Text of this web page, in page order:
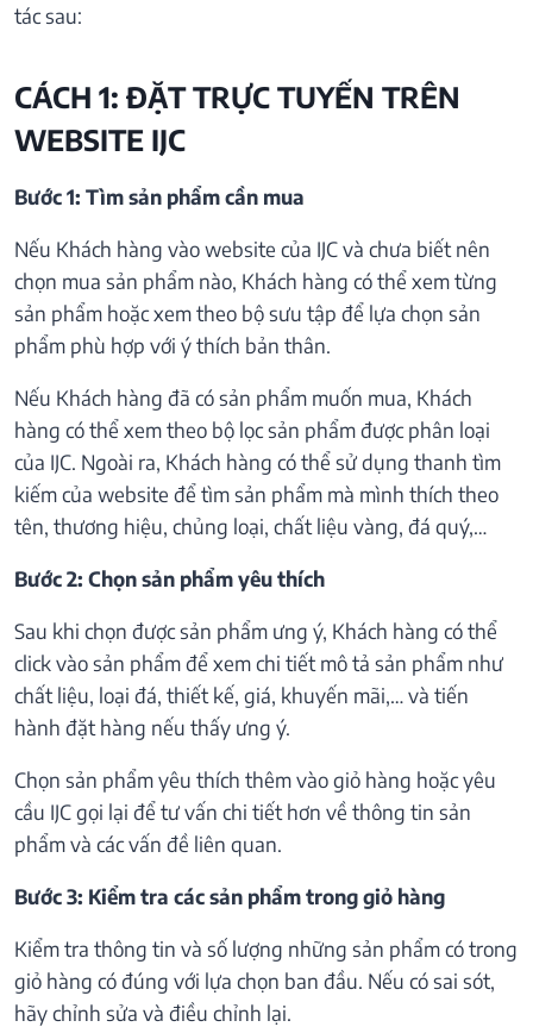
tác sau:
CÁCH 1: ĐẶT TRỰC TUYẾN TRÊN
WEBSITE IJC
Bước 1: Tìm sản phẩm cần mua
Nếu Khách hàng vào website của IJC và chưa biết nên
chọn mua sản phẩm nào, Khách hàng có thể xem từng
sản phẩm hoặc xem theo bộ sưu tập để lựa chọn sản
phẩm phù hợp với ý thích bản thân.
Nếu Khách hàng đã có sản phẩm muốn mua, Khách
hàng có thể xem theo bộ lọc sản phẩm được phân loại
của IJC. Ngoài ra, Khách hàng có thể sử dụng thanh tìm
kiếm của website để tìm sản phẩm mà mình thích theo
tên, thương hiệu, chủng loại, chất liệu vàng, đá quý,…
Bước 2: Chọn sản phẩm yêu thích
Sau khi chọn được sản phẩm ưng ý, Khách hàng có thể
click vào sản phẩm để xem chi tiết mô tả sản phẩm như
chất liệu, loại đá, thiết kế, giá, khuyến mãi,… và tiến
hành đặt hàng nếu thấy ưng ý.
Chọn sản phẩm yêu thích thêm vào giỏ hàng hoặc yêu
cầu IJC gọi lại để tư vấn chi tiết hơn về thông tin sản
phẩm và các vấn đề liên quan.
Bước 3: Kiểm tra các sản phẩm trong giỏ hàng
Kiểm tra thông tin và số lượng những sản phẩm có trong
giỏ hàng có đúng với lựa chọn ban đầu. Nếu có sai sót,
hãy chỉnh sửa và điều chỉnh lại.